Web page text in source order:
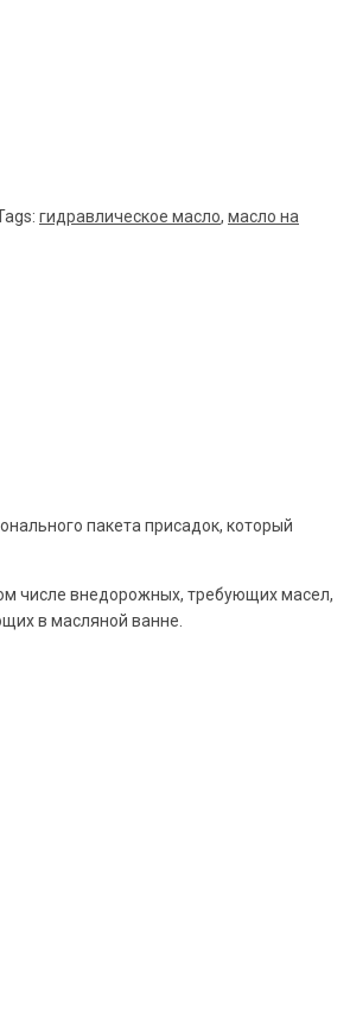
гидравлическое масло, масло на
пакета присадок, который
числе внедорожных, требующих масел,
в масляной ванне.